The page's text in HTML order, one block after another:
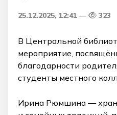
25.12.2025, 12:41 323
В Центральной
мероприятие,
благодарности
студенты местного
Ирина Рюмшина —